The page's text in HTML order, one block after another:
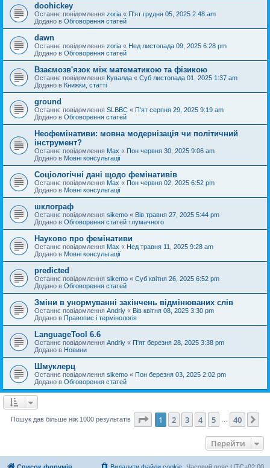
doohickey
Останнє повідомлення zoria « П'ят грудня 05, 2025 2:48 am
Додано в Обговорення статей
dawn
Останнє повідомлення zoria « Нед листопада 09, 2025 6:28 pm
Додано в Обговорення статей
Взаємозв'язок між математикою та фізикою
Останнє повідомлення Кувалда « Суб листопада 01, 2025 1:37 am
Додано в Книжки, статті
ground
Останнє повідомлення SLBBC « П'ят серпня 29, 2025 9:19 am
Додано в Обговорення статей
Неофемінативи: мовна модернізація чи політичний
інструмент?
Останнє повідомлення Max « Пон червня 30, 2025 9:06 am
Додано в Мовні консультації
Соціологічні дані щодо фемінативів
Останнє повідомлення Max « Пон червня 02, 2025 6:52 pm
Додано в Мовні консультації
шклограф
Останнє повідомлення sikemo « Вів травня 27, 2025 5:44 pm
Додано в Обговорення статей тлумачного
Науково про фемінативи
Останнє повідомлення Max « Нед травня 11, 2025 9:28 am
Додано в Мовні консультації
predicted
Останнє повідомлення sikemo « Суб квітня 26, 2025 6:52 pm
Додано в Обговорення статей
Зміни в унормуванні закінчень відмінюваних слів
Останнє повідомлення Andriy « Вів квітня 08, 2025 3:30 pm
Додано в Правопис і термінологія
LanguageTool 6.6
Останнє повідомлення Andriy « П'ят березня 28, 2025 3:38 pm
Додано в Новини
Шмуклерц
Останнє повідомлення sikemo « Пон березня 03, 2025 2:02 pm
Додано в Обговорення статей
Пошук дав більше ніж 1000 результатів Сторінка 1 40
1 2 3 4 5 40
Перейти
Список форумів Часовий пояс UTC+02:00
Видалити файли cookie